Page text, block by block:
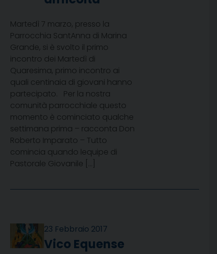
Martedì 7 marzo, presso la
Parrocchia SantAnna di Marina
Grande, si è svolto il primo
incontro dei Martedì di
Quaresima, primo incontro ai
quali centinaia di giovani hanno
partecipato. Per la nostra
comunità parrocchiale questo
momento è cominciato qualche
settimana prima – racconta Don
Roberto Imparato – Tutto
comincia quando lequipe di
Pastorale Giovanile […]
23 Febbraio 2017
Vico Equense